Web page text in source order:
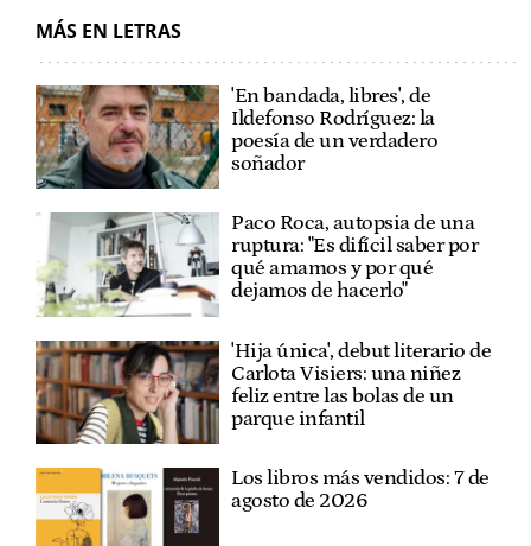
MÁS EN LETRAS
'En bandada, libres', de
Ildefonso Rodríguez: la
poesía de un verdadero
soñador
Paco Roca, autopsia de una
ruptura: "Es difícil saber por
qué amamos y por qué
dejamos de hacerlo"
'Hija única', debut literario de
Carlota Visiers: una niñez
feliz entre las bolas de un
parque infantil
Los libros más vendidos: 7 de
agosto de 2026